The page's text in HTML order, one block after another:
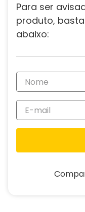
Para ser
produto,
abaixo: